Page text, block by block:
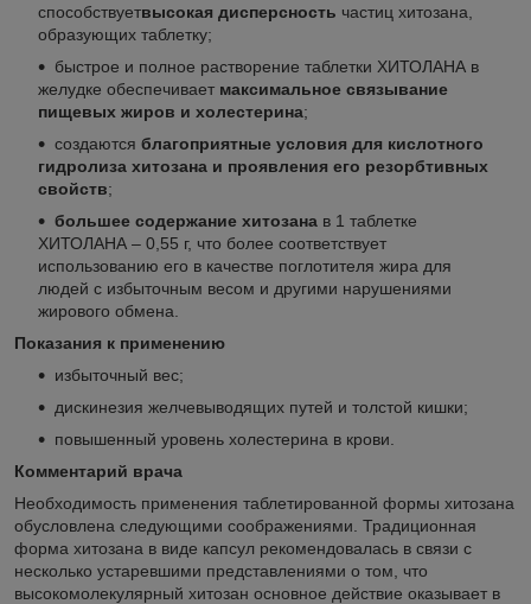
способствуетвысокая дисперсность частиц хитозана,
образующих таблетку;
быстрое и полное растворение таблетки ХИТОЛАНА в
желудке обеспечивает максимальное связывание
пищевых жиров и холестерина;
создаются благоприятные условия для кислотного
гидролиза хитозана и проявления его резорбтивных
свойств;
большее содержание хитозана в 1 таблетке
ХИТОЛАНА – 0,55 г, что более соответствует
использованию его в качестве поглотителя жира для
людей с избыточным весом и другими нарушениями
жирового обмена.
Показания к применению
избыточный вес;
дискинезия желчевыводящих путей и толстой кишки;
повышенный уровень холестерина в крови.
Комментарий врача
Необходимость применения таблетированной формы хитозана
обусловлена следующими соображениями. Традиционная
форма хитозана в виде капсул рекомендовалась в связи с
несколько устаревшими представлениями о том, что
высокомолекулярный хитозан основное действие оказывает в